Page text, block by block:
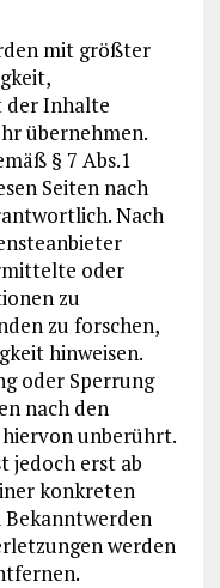
mit größter
Inhalte
übernehmen.
§ 7 Abs.1
Seiten nach
Nach
oder
zu
zu forschen,
hinweisen.
oder Sperrung
nach den
unberührt.
jedoch erst ab
konkreten
Bekanntwerden
werden